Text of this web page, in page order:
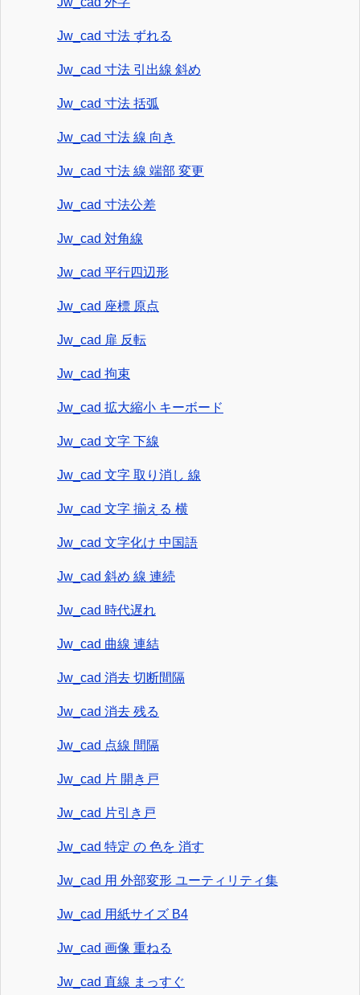
Jw_cad 寸法 ずれる
Jw_cad 寸法 引出線 斜め
Jw_cad 寸法 括弧
Jw_cad 寸法 線 向き
Jw_cad 寸法 線 端部 変更
Jw_cad 寸法公差
Jw_cad 対角線
Jw_cad 平行四辺形
Jw_cad 座標 原点
Jw_cad 扉 反転
Jw_cad 拘束
Jw_cad 拡大縮小 キーボード
Jw_cad 文字 下線
Jw_cad 文字 取り消し 線
Jw_cad 文字 揃える 横
Jw_cad 文字化け 中国語
Jw_cad 斜め 線 連続
Jw_cad 時代遅れ
Jw_cad 曲線 連結
Jw_cad 消去 切断間隔
Jw_cad 消去 残る
Jw_cad 点線 間隔
Jw_cad 片 開き戸
Jw_cad 片引き戸
Jw_cad 特定 の 色を 消す
Jw_cad 用 外部変形 ユーティリティ集
Jw_cad 用紙サイズ B4
Jw_cad 画像 重ねる
Jw_cad 直線 まっすぐ